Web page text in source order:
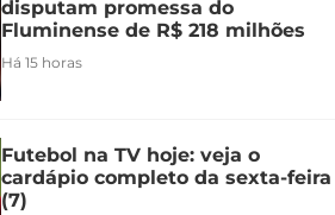
disputam promessa do
Fluminense de R$ 218 milhões
Há 15 horas
Futebol na TV hoje: veja o
cardápio completo da sexta-feira
(7)